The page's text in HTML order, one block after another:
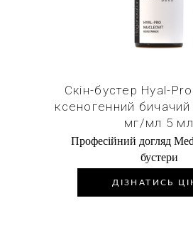
Скін-бустер Hyal-
ксеногенний
мг/мл 5 мл
Професійний догляд
бустери
ДІЗНАТИСЬ